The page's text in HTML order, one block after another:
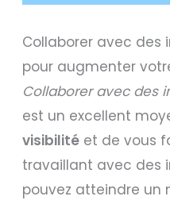
Collaborer avec des
pour augmenter
Collaborer avec des
est un excellent
visibilité et de vous
travaillant avec des
pouvez atteindre un